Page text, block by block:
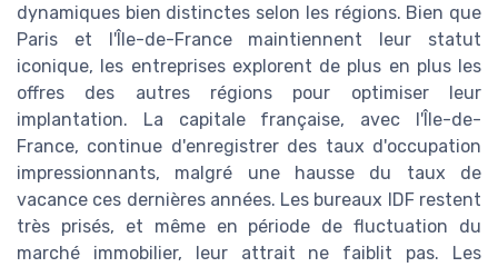
dynamiques bien distinctes selon les régions. Bien que
Paris et l'Île-de-France maintiennent leur statut
iconique, les entreprises explorent de plus en plus les
offres des autres régions pour optimiser leur
implantation. La capitale française, avec l'Île-de-
France, continue d'enregistrer des taux d'occupation
impressionnants, malgré une hausse du taux de
vacance ces dernières années. Les bureaux IDF restent
très prisés, et même en période de fluctuation du
marché immobilier, leur attrait ne faiblit pas. Les